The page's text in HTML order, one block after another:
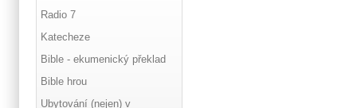
Radio 7
Katecheze
Bible - ekumenický překlad
Bible hrou
Ubytování (nejen) v